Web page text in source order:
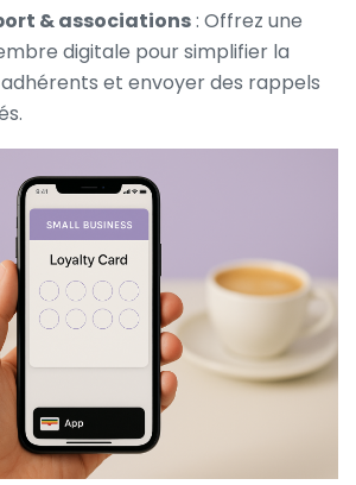
& associations: Offrez une
digitale pour simplifier la
et envoyer des rappels